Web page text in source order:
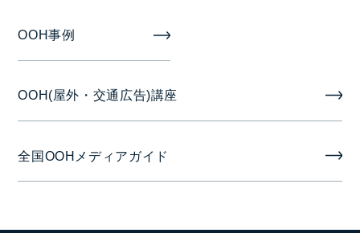
OOH事例
OOH(屋外・交通広告)講座
全国OOHメディアガイド